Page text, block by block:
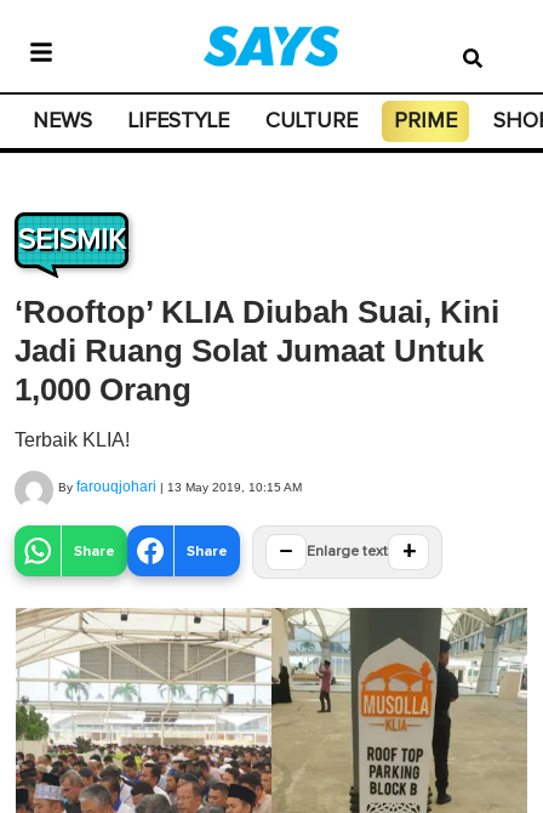
NEWS LIFESTYLE CULTURE PRIME
SEISMIK
‘Rooftop’ KLIA Diubah Suai, Kini
Jadi Ruang Solat Jumaat Untuk
1,000 Orang
Terbaik KLIA!
By farouqjohari | 13 May 2019, 10:15 AM
Share Share − Enlarge text +